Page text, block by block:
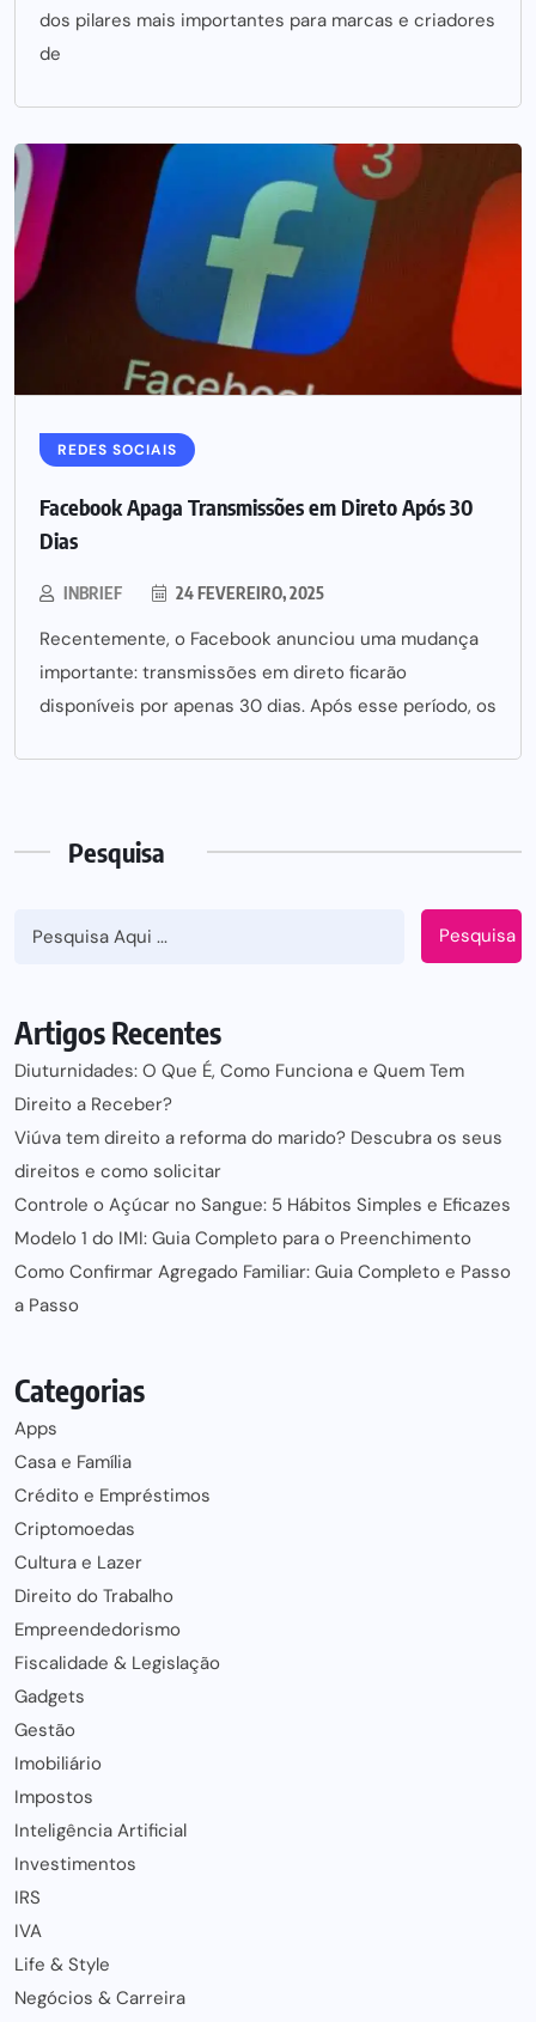
dos pilares mais importantes para marcas e criadores
de
REDES SOCIAIS
Facebook Apaga Transmissões em Direto Após 30
Dias
INBRIEF 24 FEVEREIRO, 2025
Recentemente, o Facebook anunciou uma mudança
importante: transmissões em direto ficarão
disponíveis por apenas 30 dias. Após esse período, os
Pesquisa
Pesquisa
Artigos Recentes
Diuturnidades: O Que É, Como Funciona e Quem Tem
Direito a Receber?
Viúva tem direito a reforma do marido? Descubra os seus
direitos e como solicitar
Controle o Açúcar no Sangue: 5 Hábitos Simples e Eficazes
Modelo 1 do IMI: Guia Completo para o Preenchimento
Como Confirmar Agregado Familiar: Guia Completo e Passo
a Passo
Categorias
Apps
Casa e Família
Crédito e Empréstimos
Criptomoedas
Cultura e Lazer
Direito do Trabalho
Empreendedorismo
Fiscalidade & Legislação
Gadgets
Gestão
Imobiliário
Impostos
Inteligência Artificial
Investimentos
IRS
IVA
Life & Style
Negócios & Carreira